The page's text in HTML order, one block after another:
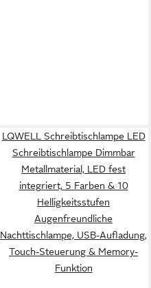
LQWELL Schreibtischlampe LED
Schreibtischlampe Dimmbar
Metallmaterial, LED fest
integriert, 5 Farben & 10
Helligkeitsstufen
Augenfreundliche
Nachttischlampe, USB-Aufladung,
Touch-Steuerung & Memory-
Funktion